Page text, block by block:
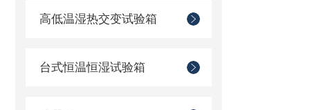
高低温湿热交变试验箱
台式恒温恒湿试验箱